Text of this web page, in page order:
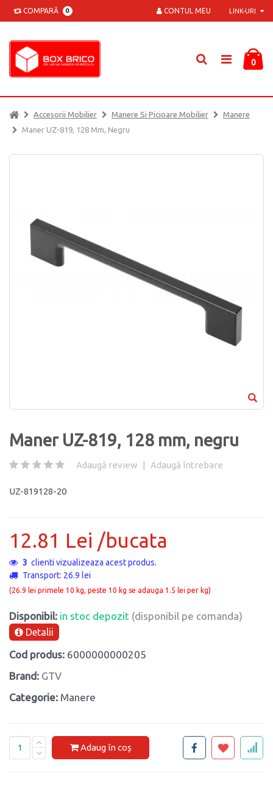
COMPARĂ 0 LINK-URI
CONTUL MEU
0
Accesorii Mobilier Manere Si Picioare Mobilier
Manere
Maner UZ-819, 128 Mm, Negru
Maner UZ-819, 128 mm, negru
Adaugă review | Adaugă întrebare
UZ-819128-20
12.81 Lei /bucata
3 clienti vizualizeaza acest produs.
Transport: 26.9 lei
(26.9 lei primele 10 kg, peste 10 kg se adauga 1.5 lei per kg)
Disponibil: in stoc depozit (disponibil pe comanda)
Detalii
Cod produs: 6000000000205
Brand: GTV
Categorie: Manere
Adaug în coș